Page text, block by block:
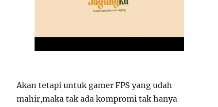
Akan tetapi untuk gamer FPS yang udah
mahir,maka tak ada kompromi tak hanya